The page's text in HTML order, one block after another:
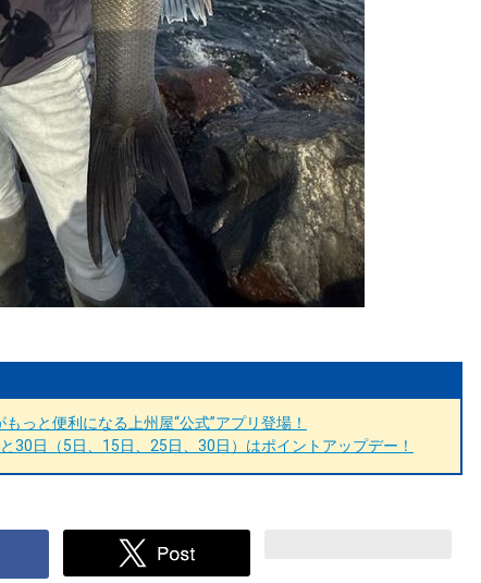
っと便利になる上州屋“公式”アプリ登場！
30日（5日、15日、25日、30日）はポイントアップデー！